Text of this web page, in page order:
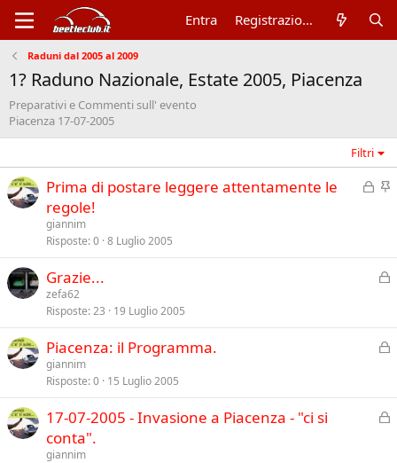
Entra Registrazione
Raduni dal 2005 al 2009
1? Raduno Nazionale, Estate 2005, Piacenza
Preparativi e Commenti sull' evento
Piacenza 17-07-2005
Filtri
C
s
o
I
i
d
z
a
Prima di postare leggere attentamente le
regole!
giannim
Risposte 0 8 Luglio 2005
C
u
s
Grazie...
zefa62
Risposte 23 19 Luglio 2005
C
u
s
Piacenza: il Programma.
giannim
Risposte 0 15 Luglio 2005
C
17-07-2005 - Invasione a Piacenza - "ci si
conta".
giannim